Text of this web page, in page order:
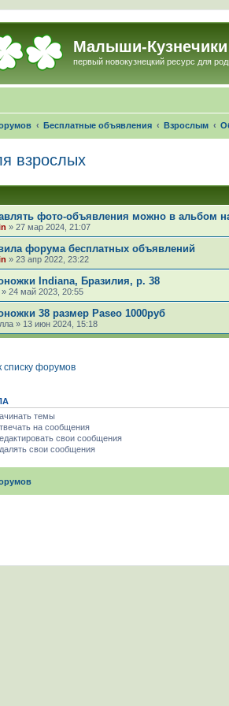
Малыши-Кузнечики
первый новокузнецкий ресурс для
Бесплатные объявления Взрослым
взрослых
фото-объявления можно в альбом
» 27 мар 2024, 21:07
форума бесплатных объявлений
» 23 апр 2022, 23:22
Indiana, Бразилия, р. 38
» 24 май 2023, 20:55
38 размер Paseo 1000руб
» 13 июн 2024, 15:18
списку форумов
темы
на сообщения
свои сообщения
свои сообщения